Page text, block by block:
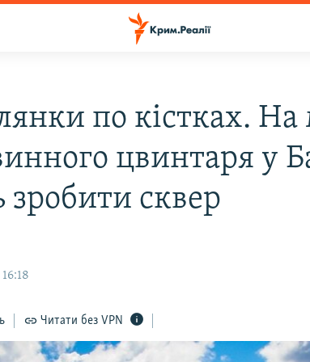
по кістках. На
цвинтаря у
зробити сквер
Читати без VPN